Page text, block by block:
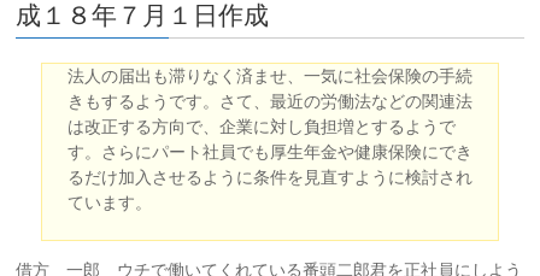
成１８年７月１日作成
法人の届出も滞りなく済ませ、一気に社会保険の手続
きもするようです。さて、最近の労働法などの関連法
は改正する方向で、企業に対し負担増とするようで
す。さらにパート社員でも厚生年金や健康保険にでき
るだけ加入させるように条件を見直すように検討され
ています。
借方 一郎 ウチで働いてくれている番頭二郎君を正社員にしよう